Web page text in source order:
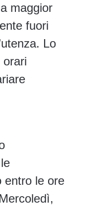
maggior
fuori
Lo
orari
entro le ore